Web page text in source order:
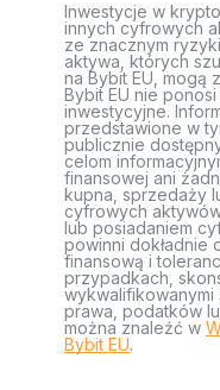
Inwestycje w
innych cyfrowych
ze znacznym
aktywa, których
na Bybit EU, mogą
Bybit EU nie
inwestycyjne.
przedstawione w
publicznie
celom
finansowej ani
kupna, sprzedaży
cyfrowych
lub posiadaniem
powinni dokładnie
finansową i
przypadkach,
wykwalifikowanymi
prawa, podatków
można znaleźć w
Bybit EU.